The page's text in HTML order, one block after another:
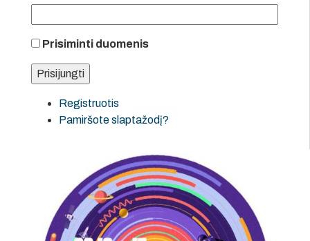
Prisiminti duomenis
Registruotis
Pamiršote slaptažodį?